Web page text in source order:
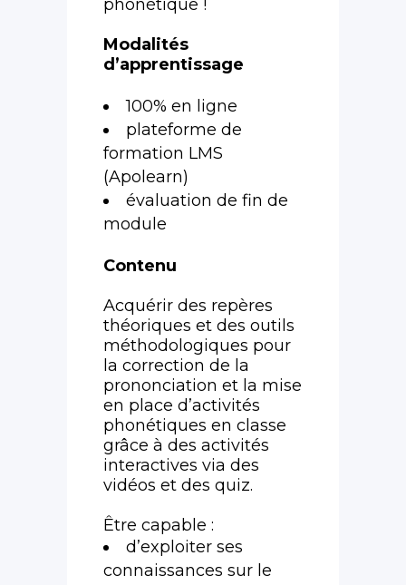
phonétique !
Modalités
d’apprentissage
100% en ligne
plateforme de
formation LMS
(Apolearn)
évaluation de fin de
module
Contenu
Acquérir des repères
théoriques et des outils
méthodologiques pour
la correction de la
prononciation et la mise
en place d’activités
phonétiques en classe
grâce à des activités
interactives via des
vidéos et des quiz.
Être capable :
d’exploiter ses
connaissances sur le